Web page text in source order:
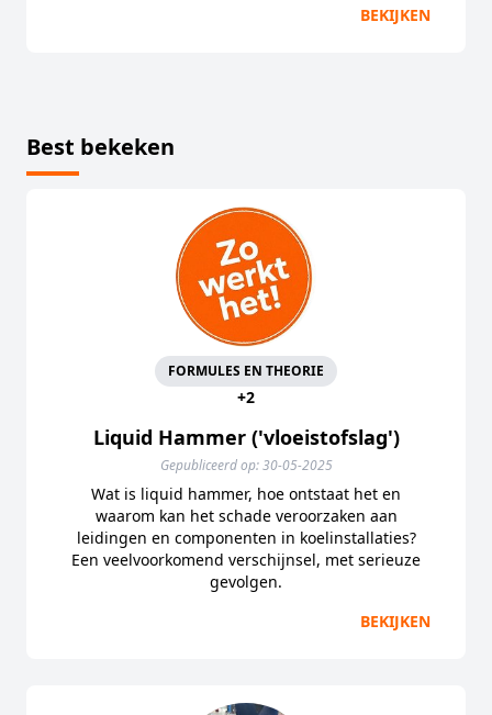
BEKIJKEN
Best bekeken
FORMULES EN THEORIE
+2
Liquid Hammer ('vloeistofslag')
Gepubliceerd op: 30-05-2025
Wat is liquid hammer, hoe ontstaat het en
waarom kan het schade veroorzaken aan
leidingen en componenten in koelinstallaties?
Een veelvoorkomend verschijnsel, met serieuze
gevolgen.
BEKIJKEN